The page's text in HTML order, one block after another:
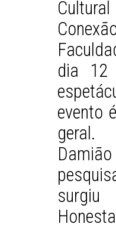
dia 12
evento
geral.
surgiu